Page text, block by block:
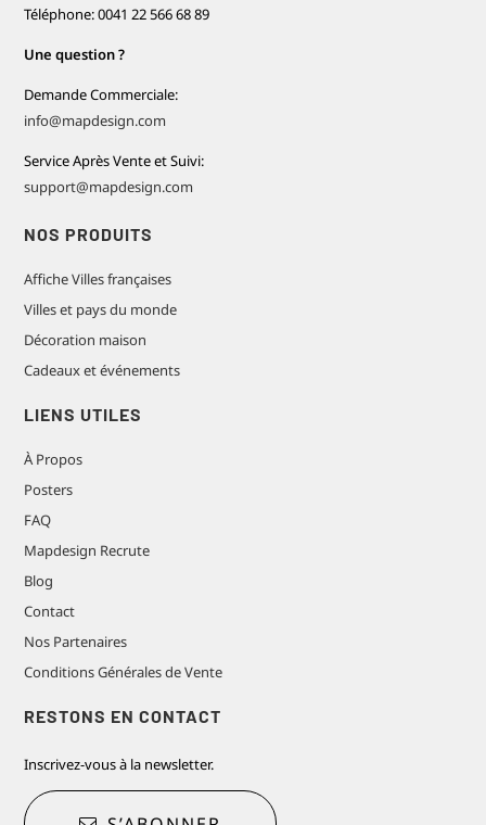
Téléphone: 0041 22 566 68 89
Une question ?
Demande Commerciale:
info@mapdesign.com
Service Après Vente et Suivi:
support@mapdesign.com
NOS PRODUITS
Affiche Villes françaises
Villes et pays du monde
Décoration maison
Cadeaux et événements
LIENS UTILES
À Propos
Posters
FAQ
Mapdesign Recrute
Blog
Contact
Nos Partenaires
Conditions Générales de Vente
RESTONS EN CONTACT
Inscrivez-vous à la newsletter.